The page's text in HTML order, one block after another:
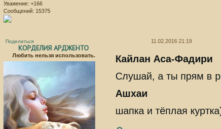
Уважение: +166
Сообщений: 15375
Поделиться 11.02.2016 21:19
КОРДЕЛИЯ АРДЖЕНТО
Любить нельзя использовать.
Кайлан Аса-Фадири
Слушай, а ты прям в
Ашхаи
шапка и тёплая